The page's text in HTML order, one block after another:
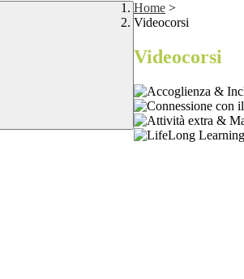
Home >
Videocorsi
Videocorsi